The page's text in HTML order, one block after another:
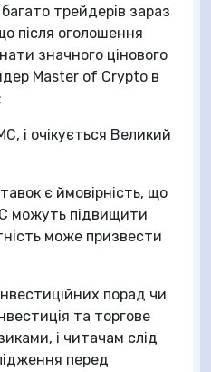
трейдерів зараз
після оголошення
значного цінового
Master of Crypto в
і очікується Великий
є ймовірність, що
можуть підвищити
може призвести
порад чи
та торгове
і читачам слід
перед